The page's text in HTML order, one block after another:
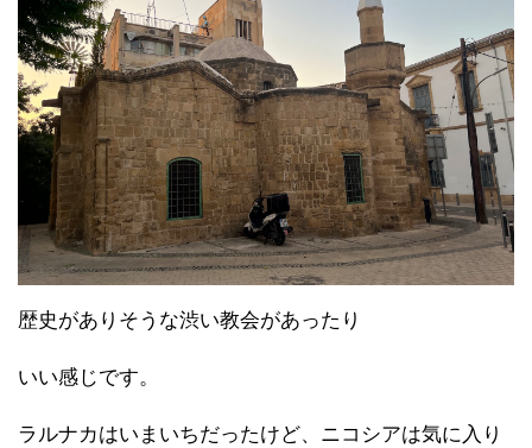
歴史がありそうな渋い教会があったり
いい感じです。
ラルナカはいまいちだったけど、ニコシアは気に入り